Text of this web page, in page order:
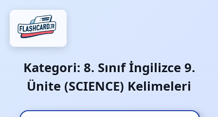
Kategori: 8. Sınıf İngilizce 9.
Ünite (SCIENCE) Kelimeleri